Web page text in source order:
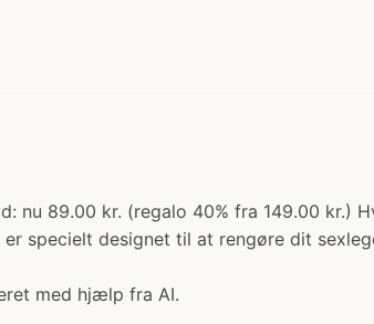
nu 89.00 kr. (regalo 40% fra 149.00
specielt designet til at rengøre dit
med hjælp fra AI.